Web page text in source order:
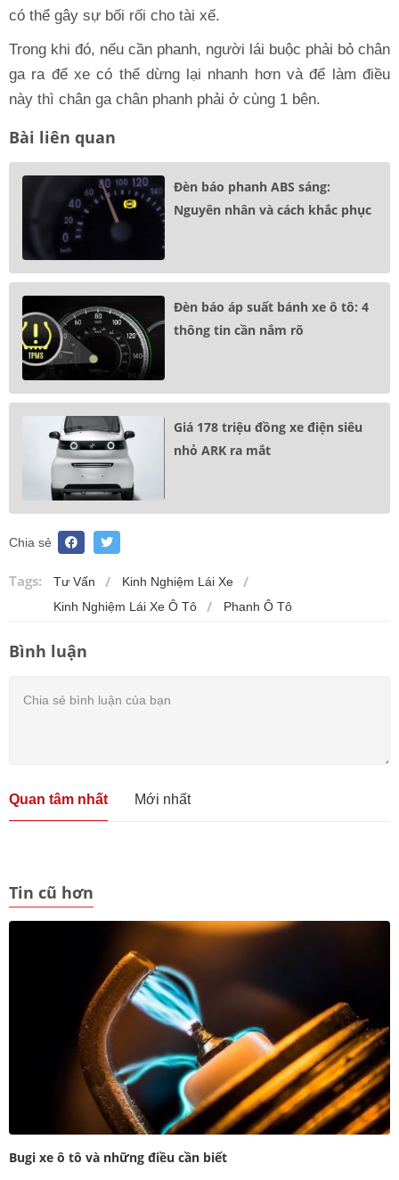
có thể gây sự bối rối cho tài xế.
Trong khi đó, nếu cần phanh, người lái buộc phải bỏ chân
ga ra để xe có thể dừng lại nhanh hơn và để làm điều
này thì chân ga chân phanh phải ở cùng 1 bên.
Bài liên quan
Đèn báo phanh ABS sáng:
Nguyên nhân và cách khắc phục
Đèn báo áp suất bánh xe ô tô: 4
thông tin cần nắm rõ
Giá 178 triệu đồng xe điện siêu
nhỏ ARK ra mắt
Chia sẻ
Tags: Tư Vấn
Kinh Nghiệm Lái Xe
Kinh Nghiệm Lái Xe Ô Tô
Phanh Ô Tô
Bình luận
Quan tâm nhất Mới nhất
Tin cũ hơn
Bugi xe ô tô và những điều cần biết